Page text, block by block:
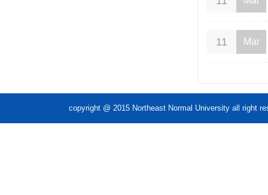
11 Mar
copyright @ 2015 Northeast Normal University all